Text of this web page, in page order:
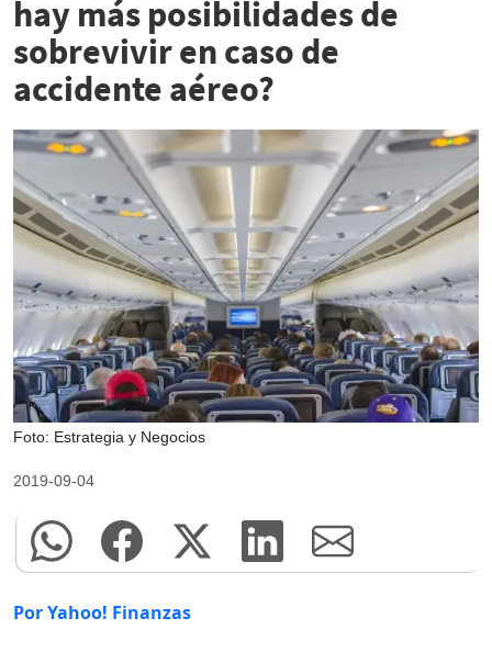
hay más posibilidades de
sobrevivir en caso de
accidente aéreo?
Foto: Estrategia y Negocios
2019-09-04
Por Yahoo! Finanzas